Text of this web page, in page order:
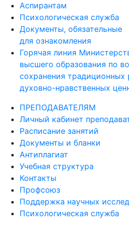
Аспирантам
Психологическая служба
Документы, обязательные
для ознакомления
Горячая линия
высшего образования по
сохранения традиционных
духовно-нравственных
ПРЕПОДАВАТЕЛЯМ
Личный кабинет
Расписание занятий
Документы и бланки
Антиплагиат
Учебная структура
Контакты
Профсоюз
Поддержка научных
Психологическая служба